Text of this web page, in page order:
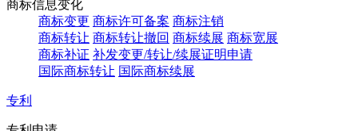
商标信息变化
商标变更 商标许可备案 商标注销
商标转让 商标转让撤回 商标续展 商标宽展
商标补证 补发变更/转让/续展证明申请
国际商标转让 国际商标续展
专利